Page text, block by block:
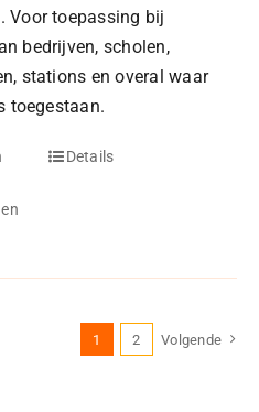
Voor toepassing bij
bedrijven, scholen,
stations en overal waar
toegestaan.
Details
1 2 Volgende